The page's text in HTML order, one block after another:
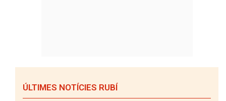
ÚLTIMES NOTÍCIES RUBÍ